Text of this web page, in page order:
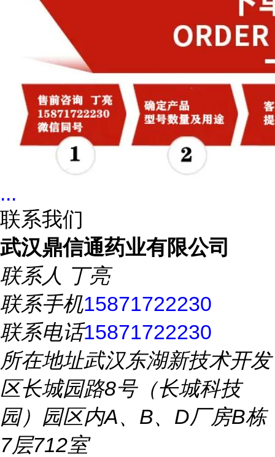
...
联系我们
武汉鼎信通药业有限公司
联系人 丁亮
联系手机15871722230
联系电话15871722230
所在地址武汉东湖新技术开发
区长城园路8号（长城科技
园）园区内A、B、D厂房B栋
7层712室